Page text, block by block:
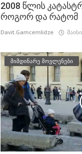
2008 წლის
როგორ და რატომ
Davit.Gamcemlidze
მიმდინარე მოვლენები